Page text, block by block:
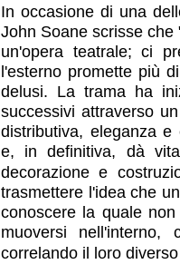
In occasione di una
John Soane scrisse
un'opera teatrale; ci
l'esterno promette più
delusi. La trama ha
successivi attraverso
distributiva, eleganza e
e, in definitiva, dà
decorazione e
trasmettere l'idea che
conoscere la quale
muoversi
correlando il loro